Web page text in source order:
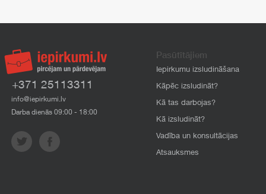
+371 25113311
info@iepirkumi.lv
Darba dienās 09:00 - 18:00
Pasūtītājiem
Iepirkumu izsludināšana
Kāpēc izsludināt?
Kā tas darbojas?
Kā izsludināt?
Vadība un konsultācijas
Atsauksmes